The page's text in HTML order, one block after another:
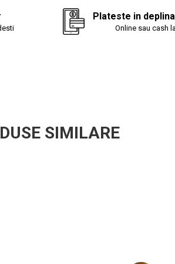
de luare a
– un sinonim
materia prima
Plateste in
Online sau cash
SIMILARE